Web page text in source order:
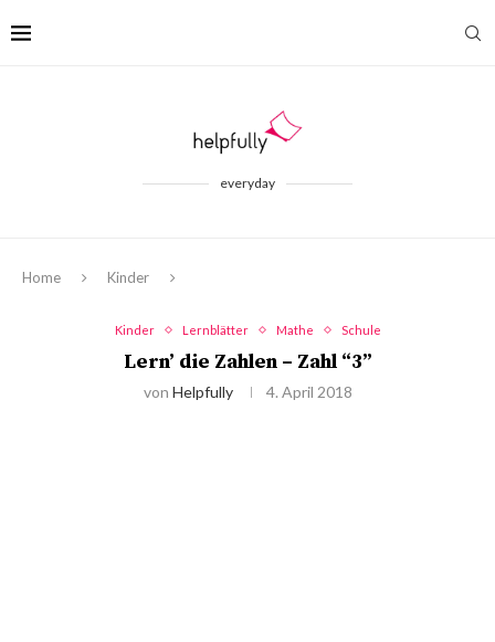
everyday
Home Kinder
Kinder Lernblätter Mathe Schule
Lern’ die Zahlen – Zahl “3”
von Helpfully 4. April 2018